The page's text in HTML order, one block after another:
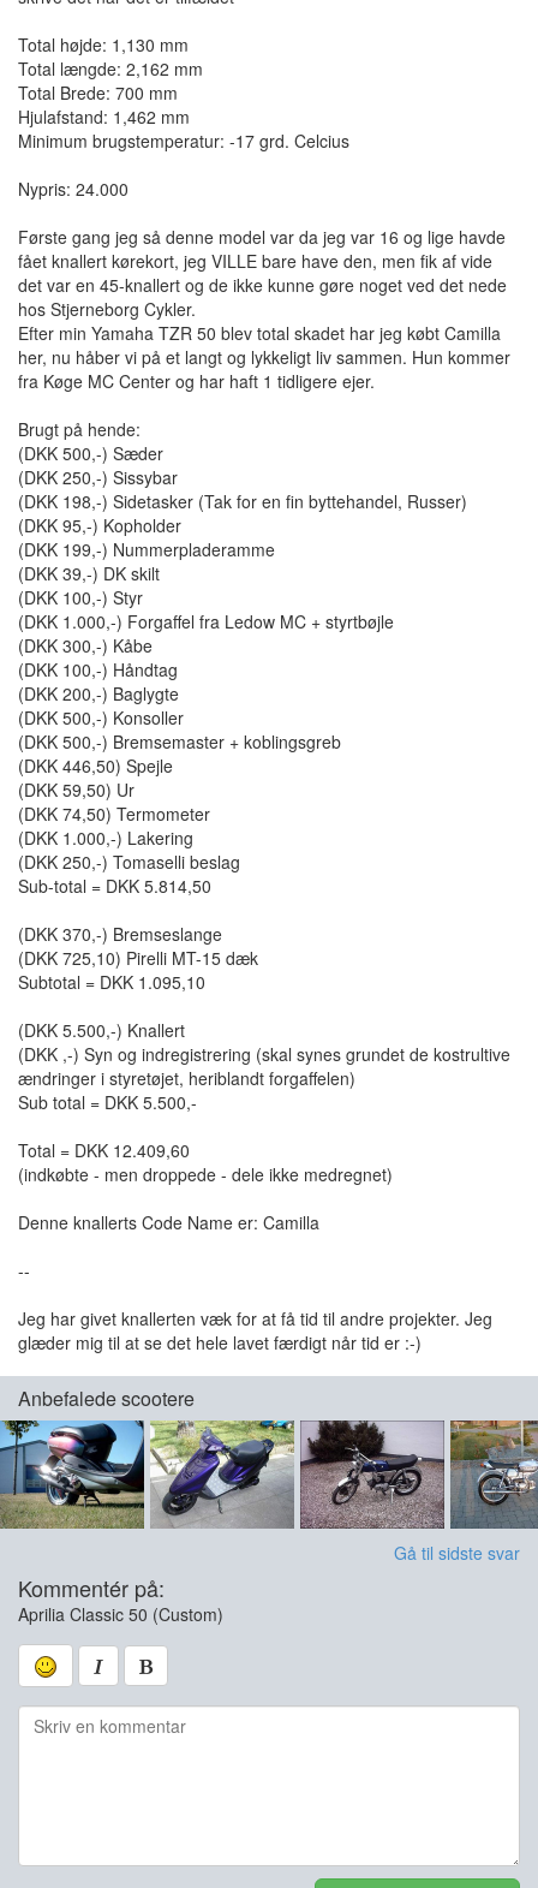
Total højde: 1,130 mm
Total længde: 2,162 mm
Total Brede: 700 mm
Hjulafstand: 1,462 mm
Minimum brugstemperatur: -17 grd. Celcius
Nypris: 24.000
Første gang jeg så denne model var da jeg var 16 og lige havde
fået knallert kørekort, jeg VILLE bare have den, men fik af vide
det var en 45-knallert og de ikke kunne gøre noget ved det nede
hos Stjerneborg Cykler.
Efter min Yamaha TZR 50 blev total skadet har jeg købt Camilla
her, nu håber vi på et langt og lykkeligt liv sammen. Hun kommer
fra Køge MC Center og har haft 1 tidligere ejer.
Brugt på hende:
(DKK 500,-) Sæder
(DKK 250,-) Sissybar
(DKK 198,-) Sidetasker (Tak for en fin byttehandel, Russer)
(DKK 95,-) Kopholder
(DKK 199,-) Nummerpladeramme
(DKK 39,-) DK skilt
(DKK 100,-) Styr
(DKK 1.000,-) Forgaffel fra Ledow MC + styrtbøjle
(DKK 300,-) Kåbe
(DKK 100,-) Håndtag
(DKK 200,-) Baglygte
(DKK 500,-) Konsoller
(DKK 500,-) Bremsemaster + koblingsgreb
(DKK 446,50) Spejle
(DKK 59,50) Ur
(DKK 74,50) Termometer
(DKK 1.000,-) Lakering
(DKK 250,-) Tomaselli beslag
Sub-total = DKK 5.814,50
(DKK 370,-) Bremseslange
(DKK 725,10) Pirelli MT-15 dæk
Subtotal = DKK 1.095,10
(DKK 5.500,-) Knallert
(DKK ,-) Syn og indregistrering (skal synes grundet de kostrultive
ændringer i styretøjet, heriblandt forgaffelen)
Sub total = DKK 5.500,-
Total = DKK 12.409,60
(indkøbte - men droppede - dele ikke medregnet)
Denne knallerts Code Name er: Camilla
--
Jeg har givet knallerten væk for at få tid til andre projekter. Jeg
glæder mig til at se det hele lavet færdigt når tid er :-)
Anbefalede scootere
Gå til sidste svar
Kommentér på:
Aprilia Classic 50 (Custom)